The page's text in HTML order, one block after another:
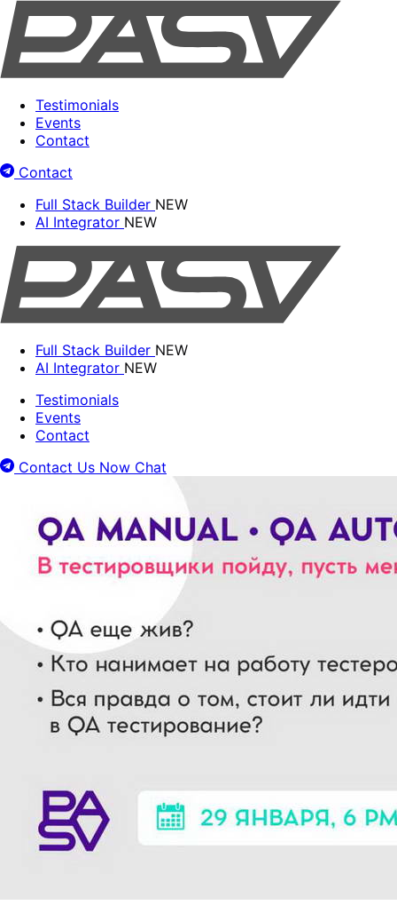
Testimonials
Events
Contact
Contact
Full Stack Builder NEW
AI Integrator NEW
Full Stack Builder NEW
AI Integrator NEW
Testimonials
Events
Contact
Contact Us Now Chat